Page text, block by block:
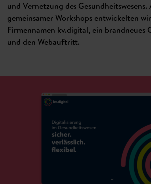
und Vernetzung des
gemeinsamer Workshops entwickelten
Firmennamen kv.digital, ein brandneues
und den Webauftritt.